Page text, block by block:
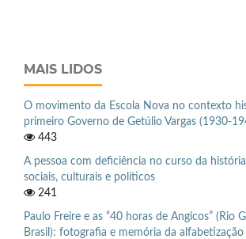
MAIS LIDOS
O movimento da Escola Nova no contexto
primeiro Governo de Getúlio Vargas (1930-
443
A pessoa com deficiência no curso da
sociais, culturais e políticos
241
Paulo Freire e as “40 horas de Angicos” (Rio
Brasil): fotografia e memória da